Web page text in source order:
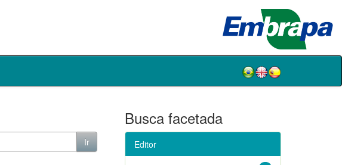
Busca facetada
Editor